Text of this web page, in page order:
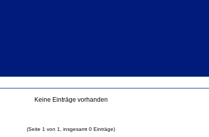
Keine Einträge vorhanden
(Seite 1 von 1, insgesamt 0 Einträge)